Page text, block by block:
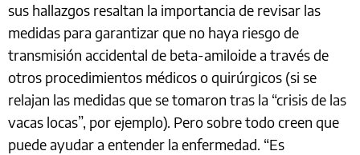
sus hallazgos resaltan la importancia de revisar las
medidas para garantizar que no haya riesgo de
transmisión accidental de beta-amiloide a través de
otros procedimientos médicos o quirúrgicos (si se
relajan las medidas que se tomaron tras la “crisis de las
vacas locas”, por ejemplo). Pero sobre todo creen que
puede ayudar a entender la enfermedad. “Es